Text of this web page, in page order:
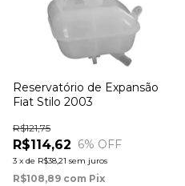
Reservatório de Expansão
Fiat Stilo 2003
R$114,62
R$121,75
6% OFF
3 x de R$38,21 sem juros
R$108,89 com Pix